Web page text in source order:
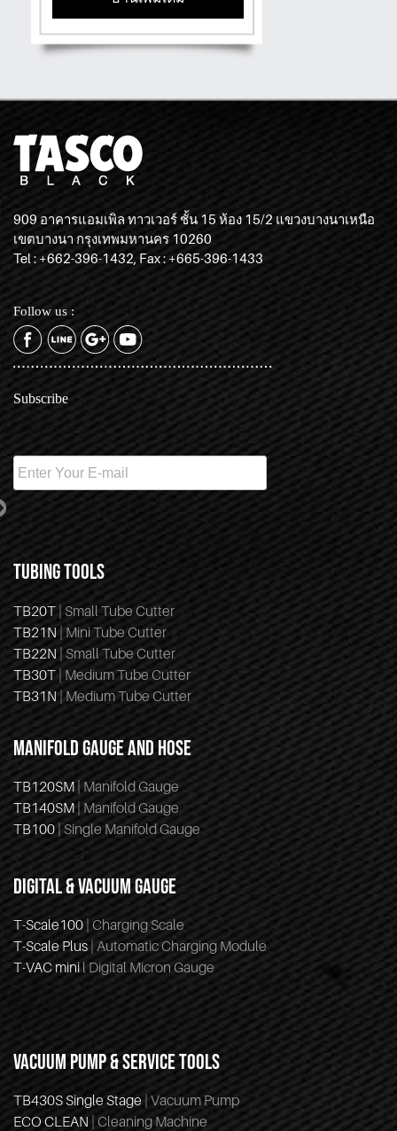
909 อาคารแอมเพิล ทาวเวอร์ ชั้น 15 ห้อง 15/2 แขวงบางนาเหนือ
เขตบางนา กรุงเทพมหานคร 10260
Tel : +662-396-1432, Fax : +665-396-1433
Follow us :
Subscribe
TUBING TOOLS
TB20T | Small Tube Cutter
TB21N | Mini Tube Cutter
TB22N | Small Tube Cutter
TB30T | Medium Tube Cutter
TB31N | Medium Tube Cutter
MANIFOLD GAUGE AND HOSE
TB120SM | Manifold Gauge
TB140SM | Manifold Gauge
TB100| Single Manifold Gauge
DIGITAL & VACUUM GAUGE
T-Scale100 | Charging Scale
T-Scale Plus | Automatic Charging Module
T-VAC mini l Digital Micron Gauge
VACUUM PUMP & SERVICE TOOLS
TB430S Single Stage | Vacuum Pump
ECO CLEAN | Cleaning Machine